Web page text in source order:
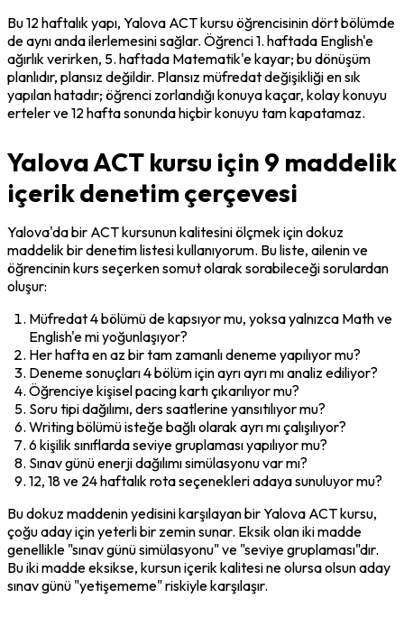
Bu 12 haftalık yapı, Yalova ACT kursu öğrencisinin dört bölümde
de aynı anda ilerlemesini sağlar. Öğrenci 1. haftada English'e
ağırlık verirken, 5. haftada Matematik'e kayar; bu dönüşüm
planlıdır, plansız değildir. Plansız müfredat değişikliği en sık
yapılan hatadır; öğrenci zorlandığı konuya kaçar, kolay konuyu
erteler ve 12 hafta sonunda hiçbir konuyu tam kapatamaz.
Yalova ACT kursu için 9 maddelik
içerik denetim çerçevesi
Yalova'da bir ACT kursunun kalitesini ölçmek için dokuz
maddelik bir denetim listesi kullanıyorum. Bu liste, ailenin ve
öğrencinin kurs seçerken somut olarak sorabileceği sorulardan
oluşur:
Müfredat 4 bölümü de kapsıyor mu, yoksa yalnızca Math ve
English'e mi yoğunlaşıyor?
Her hafta en az bir tam zamanlı deneme yapılıyor mu?
Deneme sonuçları 4 bölüm için ayrı ayrı mı analiz ediliyor?
Öğrenciye kişisel pacing kartı çıkarılıyor mu?
Soru tipi dağılımı, ders saatlerine yansıtılıyor mu?
Writing bölümü isteğe bağlı olarak ayrı mı çalışılıyor?
6 kişilik sınıflarda seviye gruplaması yapılıyor mu?
Sınav günü enerji dağılımı simülasyonu var mı?
12, 18 ve 24 haftalık rota seçenekleri adaya sunuluyor mu?
Bu dokuz maddenin yedisini karşılayan bir Yalova ACT kursu,
çoğu aday için yeterli bir zemin sunar. Eksik olan iki madde
genellikle "sınav günü simülasyonu" ve "seviye gruplaması"dır.
Bu iki madde eksikse, kursun içerik kalitesi ne olursa olsun aday
sınav günü "yetişememe" riskiyle karşılaşır.